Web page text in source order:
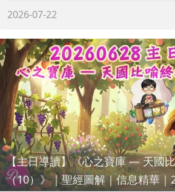
https://www.facebook.com/
Instagram】
https://
#Deepro #跟進行列導讀 #聖
#精華短片
選， 能為世界提供答案的新婦教會！ 從香
劇， 到《Father's Love》揭示
們正應驗預言，成為醫治萬國的醫
溫信息， 緊貼神的時代步伐，
們的終極命定！ #聖經圖解 #信息精華 #聖經漫
畫 #聖經卡通片粵語
🔉每星期準時上載新影片🎬 🤗
經真理📖 現在就訂閱我吧！
https://www.youtube.com/
💾《心之寶庫 — 天國比喻終極
2026-07-22
【主日導讀】《心之寶庫 — 天國
（10）》｜聖經圖解｜信息精華｜